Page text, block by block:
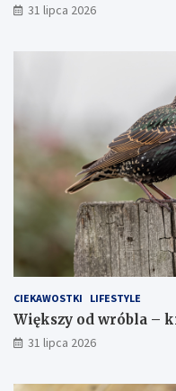
31 lipca 2026
CIEKAWOSTKI LIFESTYLE
Większy od wróbla –
31 lipca 2026